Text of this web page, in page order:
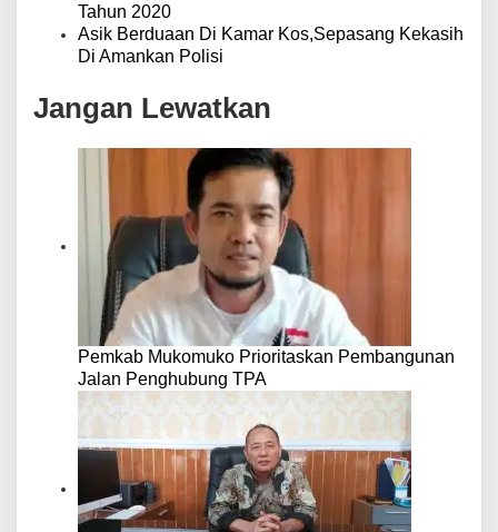
Tahun 2020
Asik Berduaan Di Kamar Kos,Sepasang Kekasih
Di Amankan Polisi
Jangan Lewatkan
Pemkab Mukomuko Prioritaskan Pembangunan
Jalan Penghubung TPA